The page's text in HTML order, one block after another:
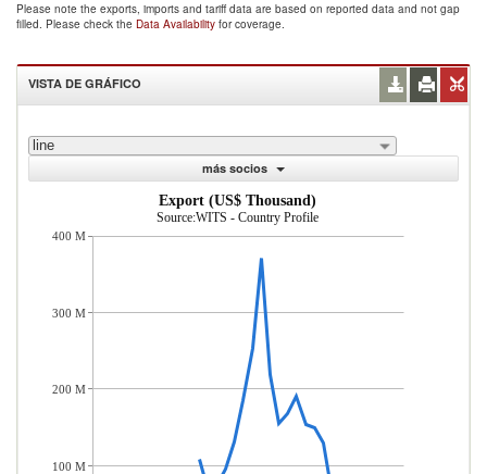
Please note the exports, imports and tariff data are based on reported data and not gap
filled. Please check the Data Availability for coverage.
VISTA DE GRÁFICO
line
más socios
Export (US$ Thousand)
Source:WITS - Country Profile
400 M
300 M
200 M
100 M